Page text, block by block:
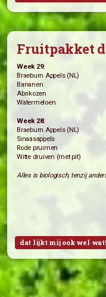
Week 28:
Tuinbonen (’t
Little Gem (’t
Andijvie (de Witte Raaf)
Broccoli
Bos ui (de Witte Raaf)
Alles is biologisch,
dat lijkt mij ook
Week 29:
Braeburn Appels (NL)
Bananen
Abrikozen
Watermeloen